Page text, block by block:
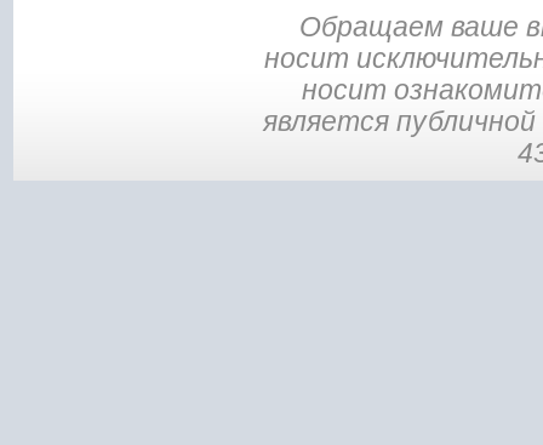
Обращаем ваше
носит
носит
является